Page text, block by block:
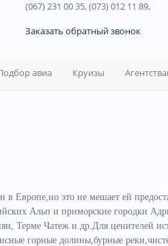
(067) 231 00 35, (073) 012 11 89,
Заказать обратный звонок
авиа Круизы
в Европе,но это не мешает ей
Альп и приморские городки
Терме Чатеж и др.Для ценителей
горные долины,бурные